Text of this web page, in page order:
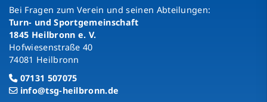
Bei Fragen zum Verein und seinen Abteilungen:
Turn- und Sportgemeinschaft
1845 Heilbronn e. V.
Hofwiesenstraße 40
74081 Heilbronn
07131 507075
info@tsg-heilbronn.de